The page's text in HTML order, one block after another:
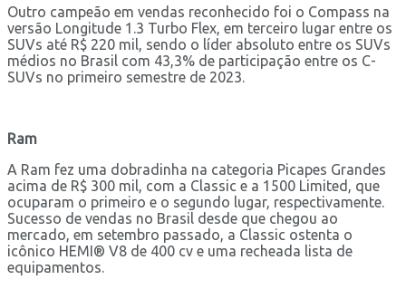
Outro campeão em vendas reconhecido foi o Compass na
versão Longitude 1.3 Turbo Flex, em terceiro lugar entre os
SUVs até R$ 220 mil, sendo o líder absoluto entre os SUVs
médios no Brasil com 43,3% de participação entre os C-
SUVs no primeiro semestre de 2023.
Ram
A Ram fez uma dobradinha na categoria Picapes Grandes
acima de R$ 300 mil, com a Classic e a 1500 Limited, que
ocuparam o primeiro e o segundo lugar, respectivamente.
Sucesso de vendas no Brasil desde que chegou ao
mercado, em setembro passado, a Classic ostenta o
icônico HEMI® V8 de 400 cv e uma recheada lista de
equipamentos.